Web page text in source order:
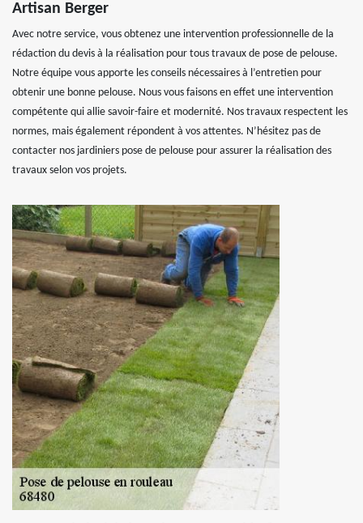
Artisan Berger
Avec notre service, vous obtenez une intervention professionnelle de la
rédaction du devis à la réalisation pour tous travaux de pose de pelouse.
Notre équipe vous apporte les conseils nécessaires à l’entretien pour
obtenir une bonne pelouse. Nous vous faisons en effet une intervention
compétente qui allie savoir-faire et modernité. Nos travaux respectent les
normes, mais également répondent à vos attentes. N’hésitez pas de
contacter nos jardiniers pose de pelouse pour assurer la réalisation des
travaux selon vos projets.